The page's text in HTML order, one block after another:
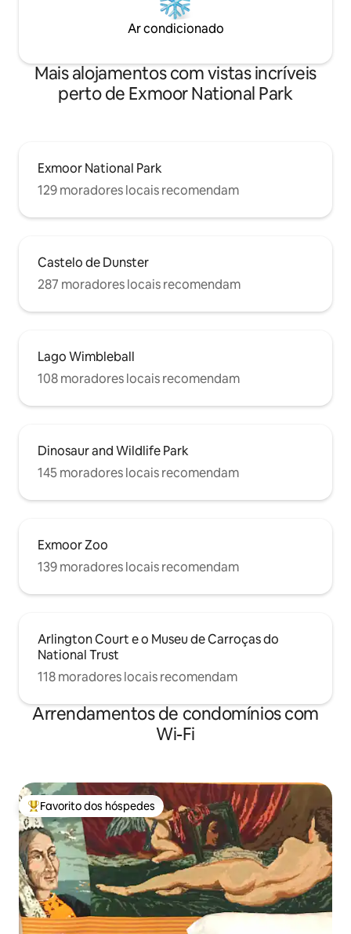
Ar condicionado
Mais alojamentos com vistas incríveis
perto de Exmoor National Park
Exmoor National Park
129 moradores locais recomendam
Castelo de Dunster
287 moradores locais recomendam
Lago Wimbleball
108 moradores locais recomendam
Dinosaur and Wildlife Park
145 moradores locais recomendam
Exmoor Zoo
139 moradores locais recomendam
Arlington Court e o Museu de Carroças do
National Trust
118 moradores locais recomendam
Arrendamentos de condomínios com
Wi-Fi
Favoritos dos hóspedes mais apreciados
Favorito dos hóspedes